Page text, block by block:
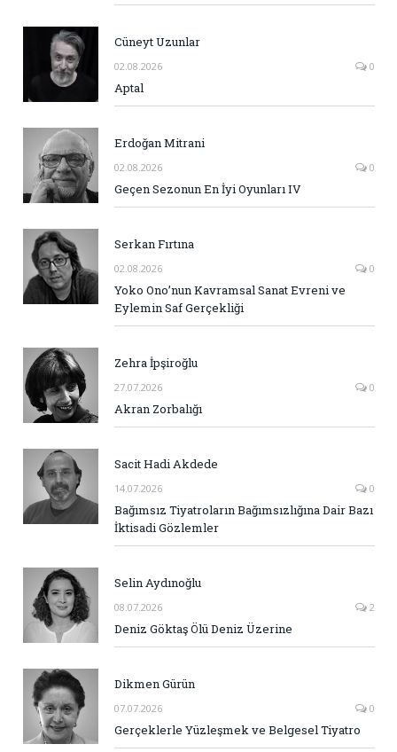
Cüneyt Uzunlar
02.08.2026 0
Aptal
Erdoğan Mitrani
02.08.2026 0
Geçen Sezonun En İyi Oyunları IV
Serkan Fırtına
02.08.2026 0
Yoko Ono’nun Kavramsal Sanat Evreni ve
Eylemin Saf Gerçekliği
Zehra İpşiroğlu
27.07.2026 0
Akran Zorbalığı
Sacit Hadi Akdede
14.07.2026 0
Bağımsız Tiyatroların Bağımsızlığına Dair Bazı
İktisadi Gözlemler
Selin Aydınoğlu
08.07.2026 2
Deniz Göktaş Ölü Deniz Üzerine
Dikmen Gürün
07.07.2026 0
Gerçeklerle Yüzleşmek ve Belgesel Tiyatro